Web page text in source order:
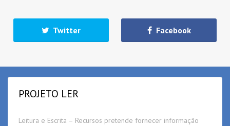
Twitter Facebook
PROJETO LER
Leitura e Escrita – Recursos pretende fornecer informação